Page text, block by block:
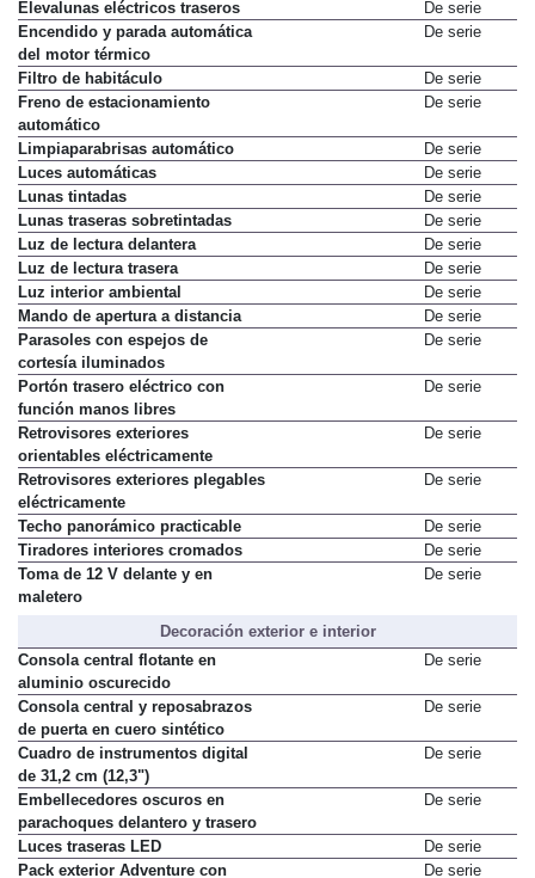
Elevalunas eléctricos traseros
De serie
Encendido y parada automática
del motor térmico
Filtro de habitáculo
De serie
Freno de estacionamiento
automático
Limpiaparabrisas automático
De serie
Luces automáticas
De serie
Lunas tintadas
De serie
Lunas traseras sobretintadas
De serie
Luz de lectura delantera
De serie
Luz de lectura trasera
De serie
Luz interior ambiental
De serie
Mando de apertura a distancia
De serie
Parasoles con espejos de
cortesía iluminados
Portón trasero eléctrico con
función manos libres
Retrovisores exteriores
orientables eléctricamente
Retrovisores exteriores plegables
eléctricamente
Techo panorámico practicable
De serie
Tiradores interiores cromados
De serie
Toma de 12 V delante y en
Decoración exterior e interior
Consola central flotante en
aluminio oscurecido
Consola central y reposabrazos
de puerta en cuero sintético
Cuadro de instrumentos digital
de 31,2 cm (12,3")
Embellecedores oscuros en
parachoques delantero y trasero
Luces traseras LED
De serie